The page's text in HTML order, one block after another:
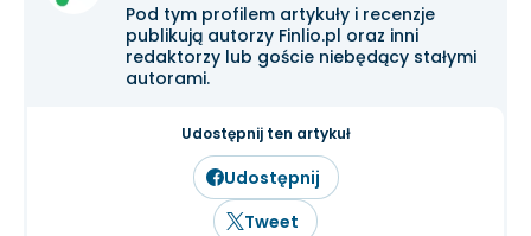
Pod tym profilem artykuły i recenzje
publikują autorzy Finlio.pl oraz inni
redaktorzy lub goście niebędący stałymi
autorami.
Udostępnij ten artykuł
Udostępnij
Tweet